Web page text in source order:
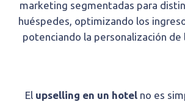
marketing segmentadas para
huéspedes, optimizando los
potenciando la personalización de
El upselling en un hotel no es